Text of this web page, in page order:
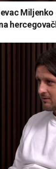
Miljenko